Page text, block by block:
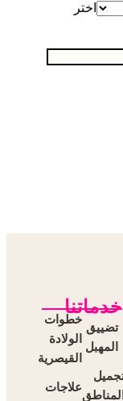
اختر
خدماتنا
تضييق
المهبل
خطوات
الولادة
القيصرية
علاجات